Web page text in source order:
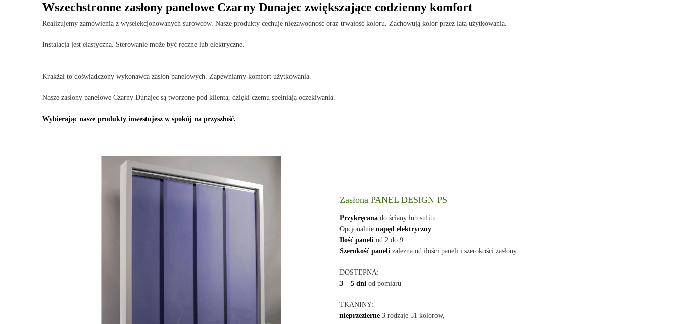
Wszechstronne zasłony panelowe Czarny Dunajec zwiększające codzienny komfort
Realizujemy zamówienia z wyselekcjonowanych surowców. Nasze produkty cechuje niezawodność oraz trwałość koloru. Zachowują kolor przez lata użytkowania.
Instalacja jest elastyczna. Sterowanie może być ręczne lub elektryczne.
Krakżal to doświadczony wykonawca zasłon panelowych. Zapewniamy komfort użytkowania.
Nasze zasłony panelowe Czarny Dunajec są tworzone pod klienta, dzięki czemu spełniają oczekiwania.
Wybierając nasze produkty inwestujesz w spokój na przyszłość.
Zasłona PANEL DESIGN PS
Przykręcanado ściany lub sufitu.
Opcjonalnie napęd elektryczny.
Ilość paneliod 2 do 9.
Szerokość panelizależna od ilości paneli i szerokości zasłony.
DOSTĘPNA:
3 – 5 dniod pomiaru
TKANINY:
nieprzezierne3 rodzaje 51 kolorów,